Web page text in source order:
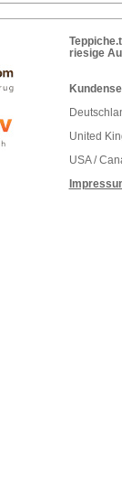
riesige
United
USA /